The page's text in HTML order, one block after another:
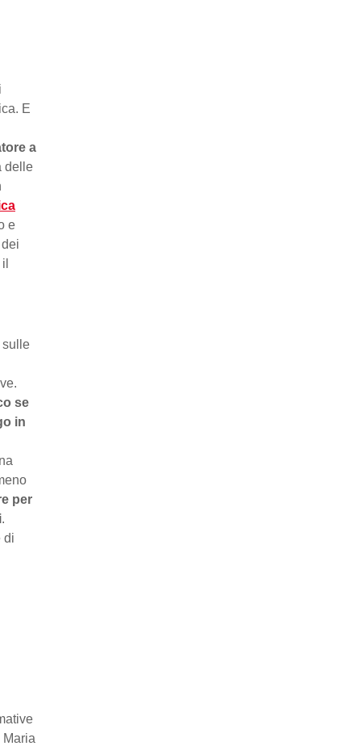
E
a
delle
e
sulle
se
in
per
.
di